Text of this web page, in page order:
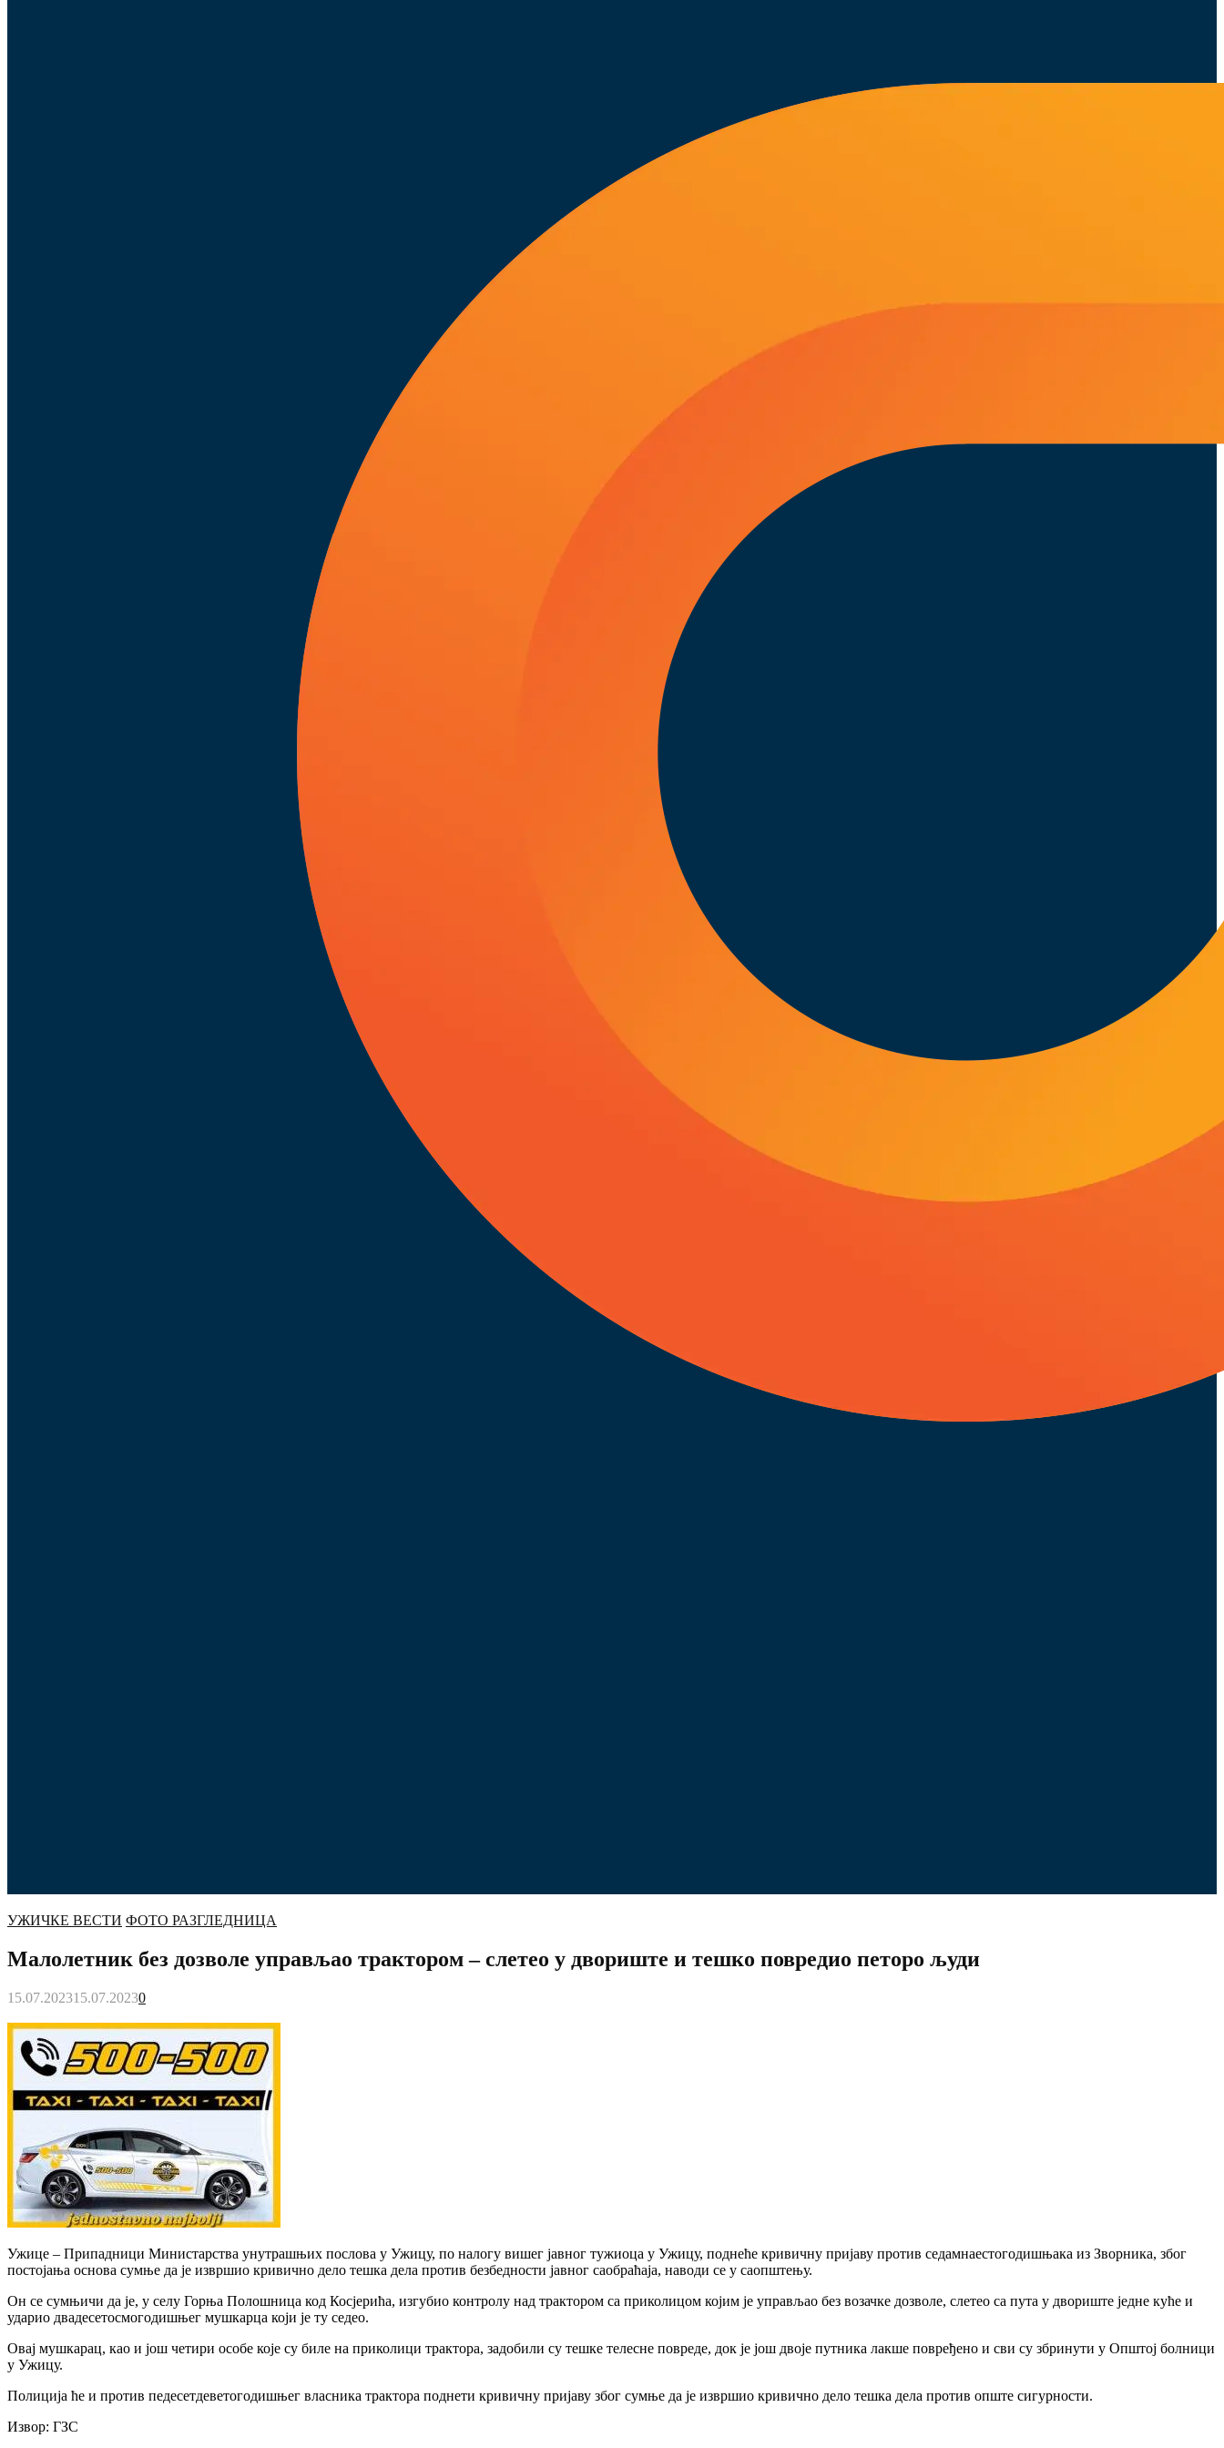
УЖИЧКЕ ВЕСТИ ФОТО РАЗГЛЕДНИЦА
Малолетник без дозволе управљао трактором – слетео у двориште и тешко повредио петоро људи
15.07.202315.07.20230
Ужице – Припадници Министарства унутрашњих послова у Ужицу, по налогу вишег јавног тужиоца у Ужицу, поднеће кривичну пријаву против седамнаестогодишњака из Зворника, због
постојања основа сумње да је извршио кривично дело тешка дела против безбедности јавног саобраћаја, наводи се у саопштењу.
Он се сумњичи да је, у селу Горња Полошница код Косјерића, изгубио контролу над трактором са приколицом којим је управљао без возачке дозволе, слетео са пута у двориште једне куће и
ударио двадесетосмогодишњег мушкарца који је ту седео.
Овај мушкарац, као и још четири особе које су биле на приколици трактора, задобили су тешке телесне повреде, док је још двоје путника лакше повређено и сви су збринути у Општој болници
у Ужицу.
Полиција ће и против педесетдеветогодишњег власника трактора поднети кривичну пријаву због сумње да је извршио кривично дело тешка дела против опште сигурности.
Извор: ГЗС